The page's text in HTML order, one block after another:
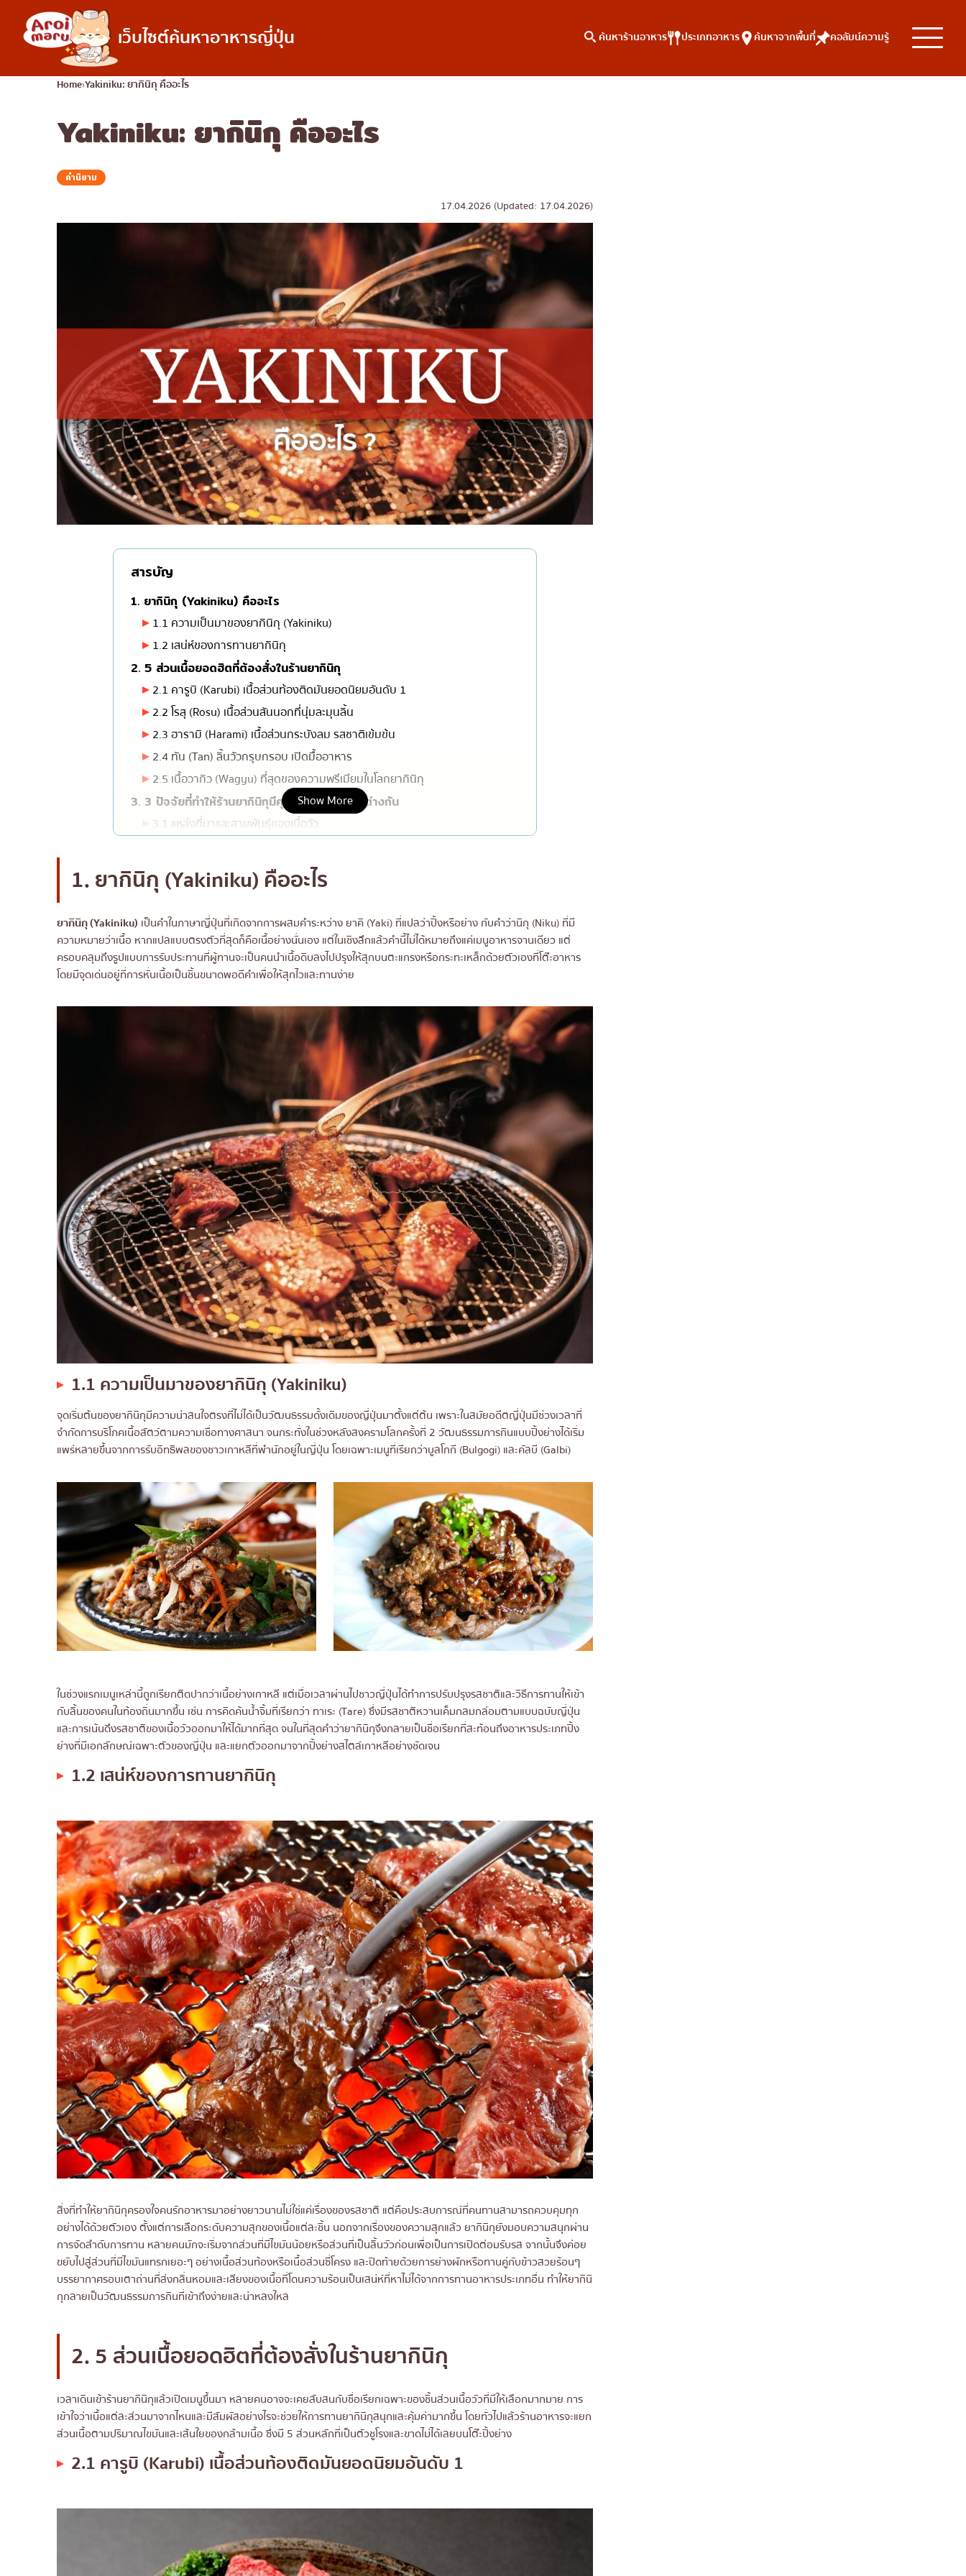
เว็บไซต์ค้นหาอาหารญี่ปุ่น ค้นหาร้านอาหาร ประเภทอาหาร ค้นหาจากพื้นที่ คอลัมน์ความรู้
อาหารญี่ปุ่น
ค้นหาร้านอาหาร
ค้นหาตามประเภทอาหาร
ปิ้งย่างญี่ปุ่น/ยากินิกุ
ชาบูชาบู/สุกี้ยากี้
แกงกะหรี่ญี่ปุ่น
ไก่ย่างเสียบไม้สไตล์ญี่ปุ่น
โซบะ/อุด้ง
ขนมหวานญี่ปุ่น
เทมปุระ
โอมากาเสะ
ร้านอาหารญี่ปุ่นระดับพรีเมียม
ซาชิมิ/อาหารทะเล
อาหารตะวันตกสไตล์ญี่ปุ่น
ปลาไหลย่าง
โอโคโนมิยากิ/เทปปันยากิ
ด้ง (ข้าวหน้าต่างๆ)
บุฟเฟต์
มิชลิน
สเต็ก
ของทอดเสียบไม้
หม้อไฟญี่ปุ่น
ของย่างเสียบไม้/เครื่องในย่าง
ร้านอาหารญี่ปุ่นแบบดั้งเดิม
ทาโกะยากิ
โอเด้ง/เมนูตุ๋นสไตล์ญี่ปุ่น
เบนโตะ/บริการส่งอาหารญี่ปุ่น
ทองหล่อ
เอกมัย
พร้อมพงษ์
อโศก
อารีย์
สีลม
สาทร
อ่อนนุช
พระราม 9
รัชดา
พระโขนง
เพลินจิต
ชิดลม
นนทบุรี
ลาดพร้าว
ปทุมธานี
สมุทรสาคร
ภูเก็ต
พระราม4
อื่นๆ
HomeYakiniku: ยากินิกุ คืออะไร
Yakiniku: ยากินิกุ คืออะไร
คำนิยาม
17.04.2026 (Updated: 17.04.2026)
สารบัญ
1. ยากินิกุ (Yakiniku) คืออะไร
1.1 ความเป็นมาของยากินิกุ (Yakiniku)
1.2 เสน่ห์ของการทานยากินิกุ
2. 5 ส่วนเนื้อยอดฮิตที่ต้องสั่งในร้านยากินิกุ
2.1 คารูบิ (Karubi) เนื้อส่วนท้องติดมันยอดนิยมอันดับ 1
2.2 โรสุ (Rosu) เนื้อส่วนสันนอกที่นุ่มละมุนลิ้น
2.3 ฮารามิ (Harami) เนื้อส่วนกระบังลม รสชาติเข้มข้น
2.4 ทัน (Tan) ลิ้นวัวกรุบกรอบ เปิดมื้ออาหาร
2.5 เนื้อวากิว (Wagyu) ที่สุดของความพรีเมียมในโลกยากินิกุ
3. 3 ปัจจัยที่ทำให้ร้านยากินิกุมีคุณภาพและราคาที่ต่างกัน
3.1 แหล่งที่มาและสายพันธุ์ของเนื้อวัว
3.3 สูตรลับของซอสทาเระ (Tare)
4. 4 เทคนิคการย่างเนื้อยากินิกุ
4.1 กฎการพลิกเนื้อเพียงครั้งเดียว
4.2 การสังเกตระดับความร้อนของเตา
4.3 การเลือกใช้เครื่องเคียงตัดเลี่ยน
5. ศาสตร์แห่งการทานยากินิกุ
5.1 การสั่งเนื้อแบบโรยเกลือ (Shio)
6. เครื่องในวัว (Horumon) โลกอีกใบของคนรักยากินิกุ
6.1 โชโจ (Shocho) และ มารุโจ (Marucho)
6.2 วิธีการย่างเครื่องในในร้านยากินิกุให้สุกพอดีและไม่เหนียว
7. 3 เมนูเคียง ที่ทำให้การกินยากินิกุสมบูรณ์แบบ
7.1 เรเมง (Reimen) หรือบะหมี่เย็น
7.2 นามุล (Namul) และกิมจิ
8. 3 คำถามยอดฮิตเกี่ยวกับยากินิกุ
8.1 ยากินิกุ (Yakiniku) กับบาร์บีคิว (BBQ) ต่างกันอย่างไร
8.2 ทานยากินิกุอย่างไรไม่ให้กลิ่นติดตัว
8.3 ทำไมต้องจองโต๊ะร้านยากินิกุล่วงหน้า
Show More
1. ยากินิกุ (Yakiniku) คืออะไร
ยากินิกุ (Yakiniku) เป็นคำในภาษาญี่ปุ่นที่เกิดจากการผสมคำระหว่าง ยาคิ (Yaki) ที่แปลว่าปิ้งหรือย่าง กับคำว่านิกุ (Niku) ที่มี
ความหมายว่าเนื้อ หากแปลแบบตรงตัวที่สุดก็คือเนื้อย่างนั่นเอง แต่ในเชิงลึกแล้วคำนี้ไม่ได้หมายถึงแค่เมนูอาหารจานเดียว แต่
ครอบคลุมถึงรูปแบบการรับประทานที่ผู้ทานจะเป็นคนนำเนื้อดิบลงไปปรุงให้สุกบนตะแกรงหรือกระทะเหล็กด้วยตัวเองที่โต๊ะอาหาร
โดยมีจุดเด่นอยู่ที่การหั่นเนื้อเป็นชิ้นขนาดพอดีคำเพื่อให้สุกไวและทานง่าย
1.1 ความเป็นมาของยากินิกุ (Yakiniku)
จุดเริ่มต้นของยากินิกุมีความน่าสนใจตรงที่ไม่ได้เป็นวัฒนธรรมดั้งเดิมของญี่ปุ่นมาตั้งแต่ต้น เพราะในสมัยอดีตญี่ปุ่นมีช่วงเวลาที่
จำกัดการบริโภคเนื้อสัตว์ตามความเชื่อทางศาสนา จนกระทั่งในช่วงหลังสงครามโลกครั้งที่ 2 วัฒนธรรมการกินแบบปิ้งย่างได้เริ่ม
แพร่หลายขึ้นจากการรับอิทธิพลของชาวเกาหลีที่พำนักอยู่ในญี่ปุ่น โดยเฉพาะเมนูที่เรียกว่าบูลโกกี (Bulgogi) และคัลบี (Galbi)
ในช่วงแรกเมนูเหล่านี้ถูกเรียกติดปากว่าเนื้อย่างเกาหลี แต่เมื่อเวลาผ่านไปชาวญี่ปุ่นได้ทำการปรับปรุงรสชาติและวิธีการทานให้เข้า
กับลิ้นของคนในท้องถิ่นมากขึ้น เช่น การคิดค้นน้ำจิ้มที่เรียกว่า ทาเระ (Tare) ซึ่งมีรสชาติหวานเค็มกลมกล่อมตามแบบฉบับญี่ปุ่น
และการเน้นดึงรสชาติของเนื้อวัวออกมาให้ได้มากที่สุด จนในที่สุดคำว่ายากินิกุจึงกลายเป็นชื่อเรียกที่สะท้อนถึงอาหารประเภทปิ้ง
ย่างที่มีเอกลักษณ์เฉพาะตัวของญี่ปุ่น และแยกตัวออกมาจากปิ้งย่างสไตล์เกาหลีอย่างชัดเจน
1.2 เสน่ห์ของการทานยากินิกุ
สิ่งที่ทำให้ยากินิกุครองใจคนรักอาหารมาอย่างยาวนานไม่ใช่แค่เรื่องของรสชาติ แต่คือประสบการณ์ที่คนทานสามารถควบคุมทุก
อย่างได้ด้วยตัวเอง ตั้งแต่การเลือกระดับความสุกของเนื้อแต่ละชิ้น นอกจากเรื่องของความสุกแล้ว ยากินิกุยังมอบความสนุกผ่าน
การจัดลำดับการทาน หลายคนมักจะเริ่มจากส่วนที่มีไขมันน้อยหรือส่วนที่เป็นลิ้นวัวก่อนเพื่อเป็นการเปิดต่อมรับรส จากนั้นจึงค่อย
ขยับไปสู่ส่วนที่มีไขมันแทรกเยอะๆ อย่างเนื้อส่วนท้องหรือเนื้อส่วนซี่โครง และปิดท้ายด้วยการย่างผักหรือทานคู่กับข้าวสวยร้อนๆ
บรรยากาศรอบเตาถ่านที่ส่งกลิ่นหอมและเสียงของเนื้อที่โดนความร้อนเป็นเสน่ห์ที่หาไม่ได้จากการทานอาหารประเภทอื่น ทำให้ยากินิ
กุกลายเป็นวัฒนธรรมการกินที่เข้าถึงง่ายและน่าหลงใหล
2. 5 ส่วนเนื้อยอดฮิตที่ต้องสั่งในร้านยากินิกุ
เวลาเดินเข้าร้านยากินิกุแล้วเปิดเมนูขึ้นมา หลายคนอาจจะเคยสับสนกับชื่อเรียกเฉพาะของชิ้นส่วนเนื้อวัวที่มีให้เลือกมากมาย การ
เข้าใจว่าเนื้อแต่ละส่วนมาจากไหนและมีสัมผัสอย่างไรจะช่วยให้การทานยากินิกุสนุกและคุ้มค่ามากขึ้น โดยทั่วไปแล้วร้านอาหารจะแยก
ส่วนเนื้อตามปริมาณไขมันและเส้นใยของกล้ามเนื้อ ซึ่งมี 5 ส่วนหลักที่เป็นตัวชูโรงและขาดไม่ได้เลยบนโต๊ะปิ้งย่าง
2.1 คารูบิ (Karubi) เนื้อส่วนท้องติดมันยอดนิยมอันดับ 1